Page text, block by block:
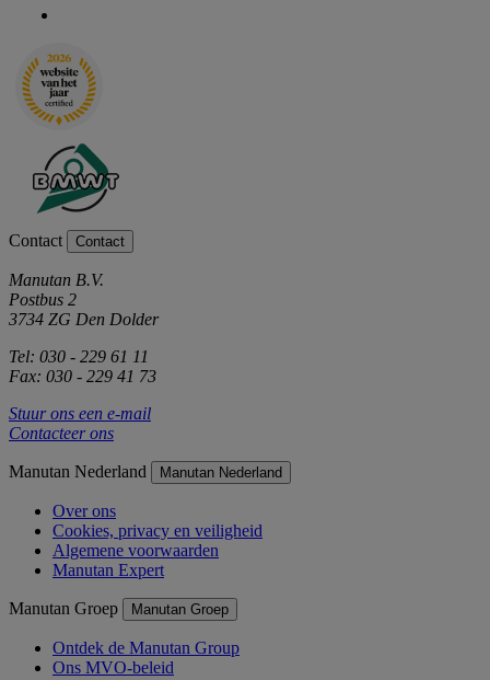
Contact Contact
Manutan B.V.
Postbus 2
3734 ZG Den Dolder
Tel: 030 - 229 61 11
Fax: 030 - 229 41 73
Stuur ons een e-mail
Contacteer ons
Manutan Nederland Manutan Nederland
Over ons
Cookies, privacy en veiligheid
Algemene voorwaarden
Manutan Expert
Manutan Groep Manutan Groep
Ontdek de Manutan Group
Ons MVO-beleid